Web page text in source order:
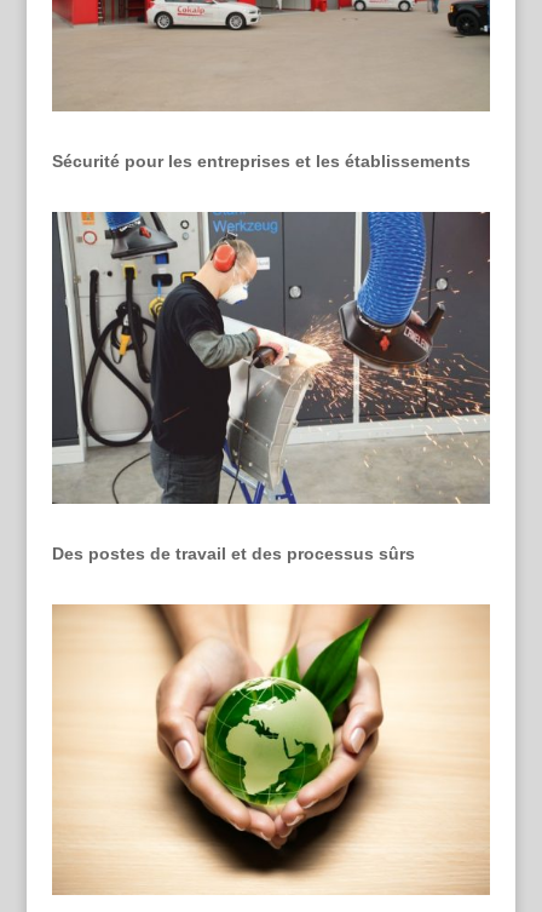
Sécurité pour les entreprises et les établissements
Des postes de travail et des processus sûrs